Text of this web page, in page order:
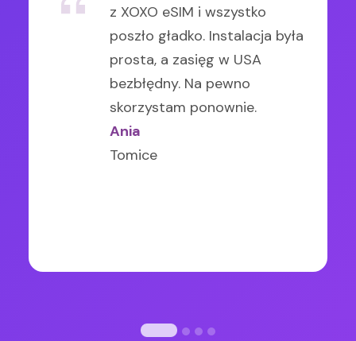
z XOXO eSIM i wszystko
poszło gładko. Instalacja była
prosta, a zasięg w USA
bezbłędny. Na pewno
skorzystam ponownie.
Ania
Tomice
prędkość internetu bardzo
dobra. Bardzo przydatna
opcja dla osób, które dużo
podróżują.
Robert Wiśniewski
Warszawa
od XOXO działał bezbłędnie w
całej Chorwacji. Polecam
każdemu.
Joanna Wróbel
Brzeziny
XOXO eSIM (Meksyk, Włochy i
Islandia) za każdym razem
karta zapewniała stabilny
zasięg, zdecydowana
polecajka!
Marta O